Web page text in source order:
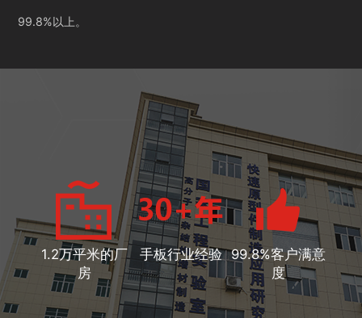
99.8%以上。
1.2万平米的厂
房
手板行业经验 99.8%客户满意
度